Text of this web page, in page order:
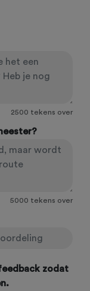
2500 tekens over
5000 tekens over
zodat